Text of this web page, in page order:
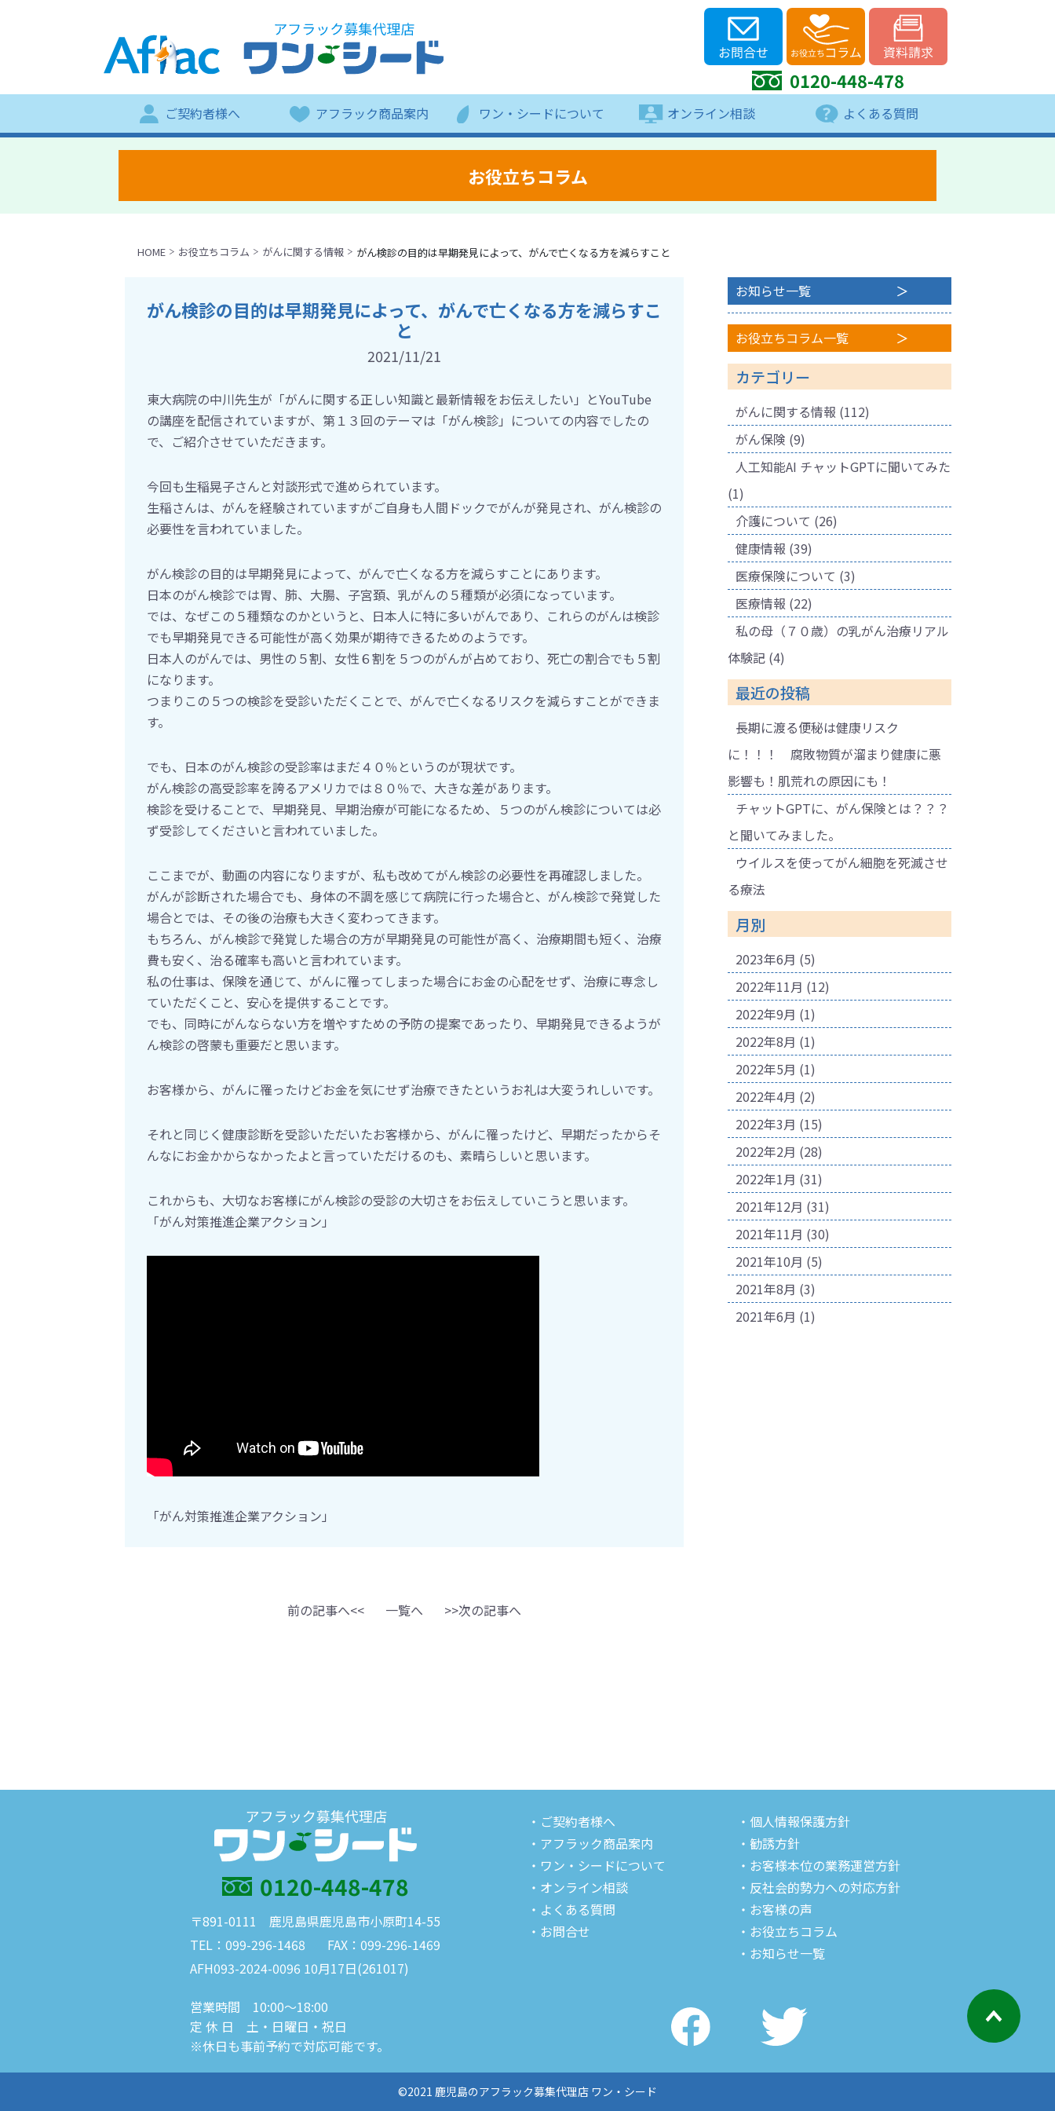
0120-448-478
ご契約者様へ アフラック商品案内 ワン・シードについて オンライン相談 よくある質問
お役立ちコラム
HOME お役立ちコラム がんに関する情報 がん検診の目的は早期発見によって、がんで亡くなる方を減らすこと
がん検診の目的は早期発見によって、がんで亡くなる方を減らすこ
と
2021/11/21
東大病院の中川先生が「がんに関する正しい知識と最新情報をお伝えしたい」とYouTube
の講座を配信されていますが、第１３回のテーマは「がん検診」についての内容でしたの
で、ご紹介させていただきます。
今回も生稲晃子さんと対談形式で進められています。
生稲さんは、がんを経験されていますがご自身も人間ドックでがんが発見され、がん検診の
必要性を言われていました。
がん検診の目的は早期発見によって、がんで亡くなる方を減らすことにあります。
日本のがん検診では胃、肺、大腸、子宮頚、乳がんの５種類が必須になっています。
では、なぜこの５種類なのかというと、日本人に特に多いがんであり、これらのがんは検診
でも早期発見できる可能性が高く効果が期待できるためのようです。
日本人のがんでは、男性の５割、女性６割を５つのがんが占めており、死亡の割合でも５割
になります。
つまりこの５つの検診を受診いただくことで、がんで亡くなるリスクを減らすことができま
す。
でも、日本のがん検診の受診率はまだ４０％というのが現状です。
がん検診の高受診率を誇るアメリカでは８０％で、大きな差があります。
検診を受けることで、早期発見、早期治療が可能になるため、５つのがん検診については必
ず受診してくださいと言われていました。
ここまでが、動画の内容になりますが、私も改めてがん検診の必要性を再確認しました。
がんが診断された場合でも、身体の不調を感じて病院に行った場合と、がん検診で発覚した
場合とでは、その後の治療も大きく変わってきます。
もちろん、がん検診で発覚した場合の方が早期発見の可能性が高く、治療期間も短く、治療
費も安く、治る確率も高いと言われています。
私の仕事は、保険を通じて、がんに罹ってしまった場合にお金の心配をせず、治療に専念し
ていただくこと、安心を提供することです。
でも、同時にがんならない方を増やすための予防の提案であったり、早期発見できるようが
ん検診の啓蒙も重要だと思います。
お客様から、がんに罹ったけどお金を気にせず治療できたというお礼は大変うれしいです。
それと同じく健康診断を受診いただいたお客様から、がんに罹ったけど、早期だったからそ
んなにお金かからなかったよと言っていただけるのも、素晴らしいと思います。
これからも、大切なお客様にがん検診の受診の大切さをお伝えしていこうと思います。
「がん対策推進企業アクション」
「がん対策推進企業アクション」
前の記事へ<< 一覧へ >>次の記事へ
お知らせ一覧
お役立ちコラム一覧
カテゴリー
がんに関する情報 (112)
がん保険 (9)
人工知能AI チャットGPTに聞いてみた
(1)
介護について (26)
健康情報 (39)
医療保険について (3)
医療情報 (22)
私の母（７０歳）の乳がん治療リアル
体験記 (4)
最近の投稿
長期に渡る便秘は健康リスク
に！！！ 腐敗物質が溜まり健康に悪
影響も！肌荒れの原因にも！
チャットGPTに、がん保険とは？？？
と聞いてみました。
ウイルスを使ってがん細胞を死滅させ
る療法
月別
2023年6月 (5)
2022年11月 (12)
2022年9月 (1)
2022年8月 (1)
2022年5月 (1)
2022年4月 (2)
2022年3月 (15)
2022年2月 (28)
2022年1月 (31)
2021年12月 (31)
2021年11月 (30)
2021年10月 (5)
2021年8月 (3)
2021年6月 (1)
0120-448-478
〒891-0111 鹿児島県鹿児島市小原町14-55
TEL：099-296-1468
FAX：099-296-1469
AFH093-2024-0096 10月17日(261017)
営業時間 10:00～18:00
定 休 日 土・日曜日・祝日
※休日も事前予約で対応可能です。
・ご契約者様へ
・アフラック商品案内
・ワン・シードについて
・オンライン相談
・よくある質問
・お問合せ
・個人情報保護方針
・勧誘方針
・お客様本位の業務運営方針
・反社会的勢力への対応方針
・お客様の声
・お役立ちコラム
・お知らせ一覧
©2021 鹿児島のアフラック募集代理店 ワン・シード